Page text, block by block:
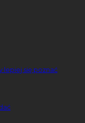
lepiej się poznać